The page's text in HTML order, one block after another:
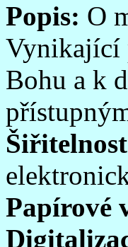
Popis: O
Vynikající
Bohu a k
Papírové